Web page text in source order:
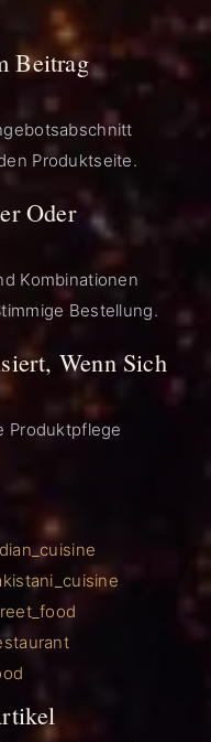
Beitrag
Produktseite.
Oder
Kombinationen
Bestellung.
Wenn Sich
Produktpflege